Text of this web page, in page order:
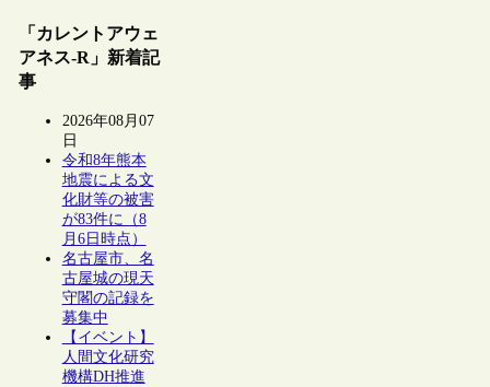
「カレントアウェ
アネス-R」新着記
事
2026年08月07
日
令和8年熊本
地震による文
化財等の被害
が83件に（8
月6日時点）
名古屋市、名
古屋城の現天
守閣の記録を
募集中
【イベント】
人間文化研究
機構DH推進